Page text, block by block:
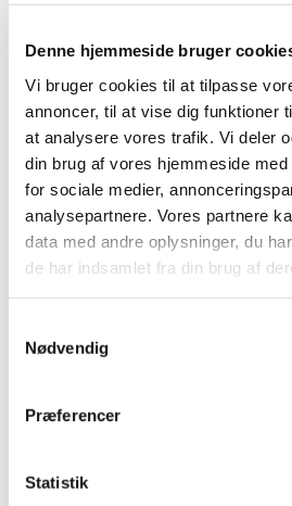
Denne hjemmeside bruger
Vi bruger cookies til at tilpasse
annoncer, til at vise dig funktioner
at analysere vores trafik. Vi deler
din brug af vores hjemmeside
for sociale medier,
analysepartnere. Vores partnere
data med andre oplysninger, du
de har indsamlet fra din brug af
Nødvendig
Præferencer
Statistik
Vi har truffet afgørelse i ansøgning
Dymista. Lægemidlet har fået
Høringssvar på
forslag til indstilling til
lægemidler mod diabetes
Medicintilskudsnævnets 2. forslag
fremtidig tilskudsstatus for
2023 (8)